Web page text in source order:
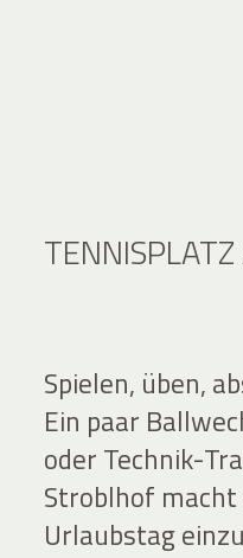
Spielen, üben,
Ein paar
oder Technik-
Stroblhof macht
Urlaubstag